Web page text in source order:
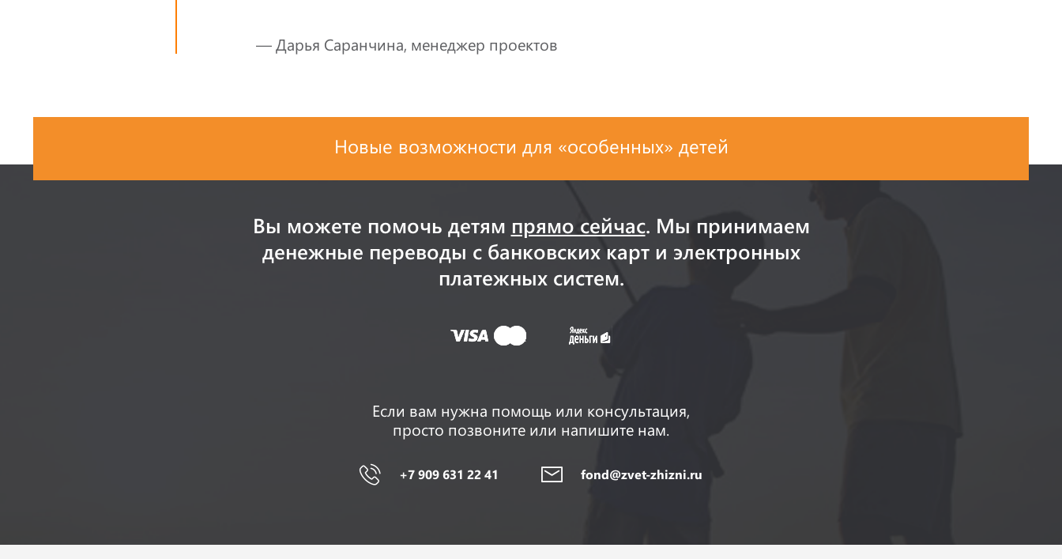
— Дарья Саранчина, менеджер проектов
Новые возможности для «особенных» детей
Вы можете помочь детям прямо сейчас. Мы принимаем
денежные переводы с банковских карт и электронных
платежных систем.
Если вам нужна помощь или консультация,
просто позвоните или напишите нам.
+7 909 631 22 41 fond@zvet-zhizni.ru